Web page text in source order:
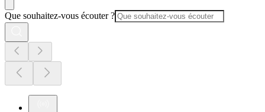
Que souhaitez-vous écouter ?